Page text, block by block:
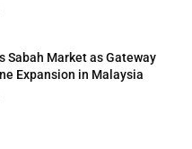
Sabah Market as Gateway
Expansion in Malaysia